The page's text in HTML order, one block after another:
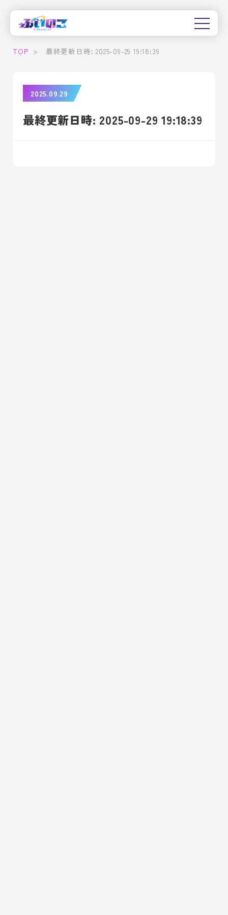
TOP > 最終更新日時: 2025-09-29 19:18:39
2025.09.29
最終更新日時: 2025-09-29 19:18:39